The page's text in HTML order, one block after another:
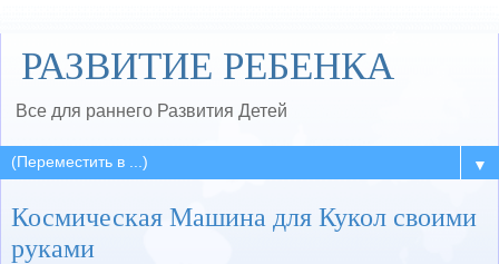
РАЗВИТИЕ РЕБЕНКА
Все для раннего Развития Детей
▼
Космическая Машина для Кукол своими
руками